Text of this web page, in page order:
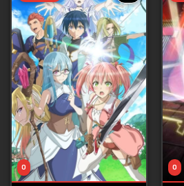
Tập 8
Tập 9
Tập 10
Tập 11
Tập 12
Tập 13
Tập 14
Tập 15
0 0